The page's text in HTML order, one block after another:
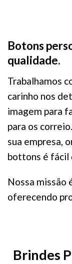
Botons
qualidade.
Trabalhamos
carinho nos
imagem para
para os
sua empresa,
bottons é fácil
Nossa missão
oferecendo
Brindes